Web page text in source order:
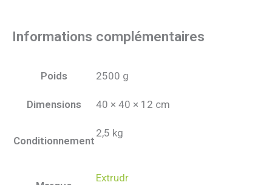
Informations complémentaires
Poids 2500 g
Dimensions 40 × 40 × 12 cm
Conditionnement
2,5 kg
Extrudr